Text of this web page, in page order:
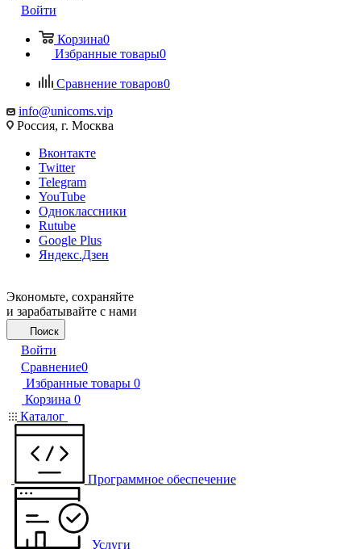
Войти
Корзина0
Избранные товары0
Сравнение товаров0
info@unicoms.vip
Россия, г. Москва
Вконтакте
Twitter
Telegram
YouTube
Одноклассники
Rutube
Google Plus
Яндекс.Дзен
Экономьте, сохраняйте
и зарабатывайте с нами
Поиск
Войти
Сравнение0
Избранные товары 0
Корзина 0
Каталог
Программное обеспечение
Услуги